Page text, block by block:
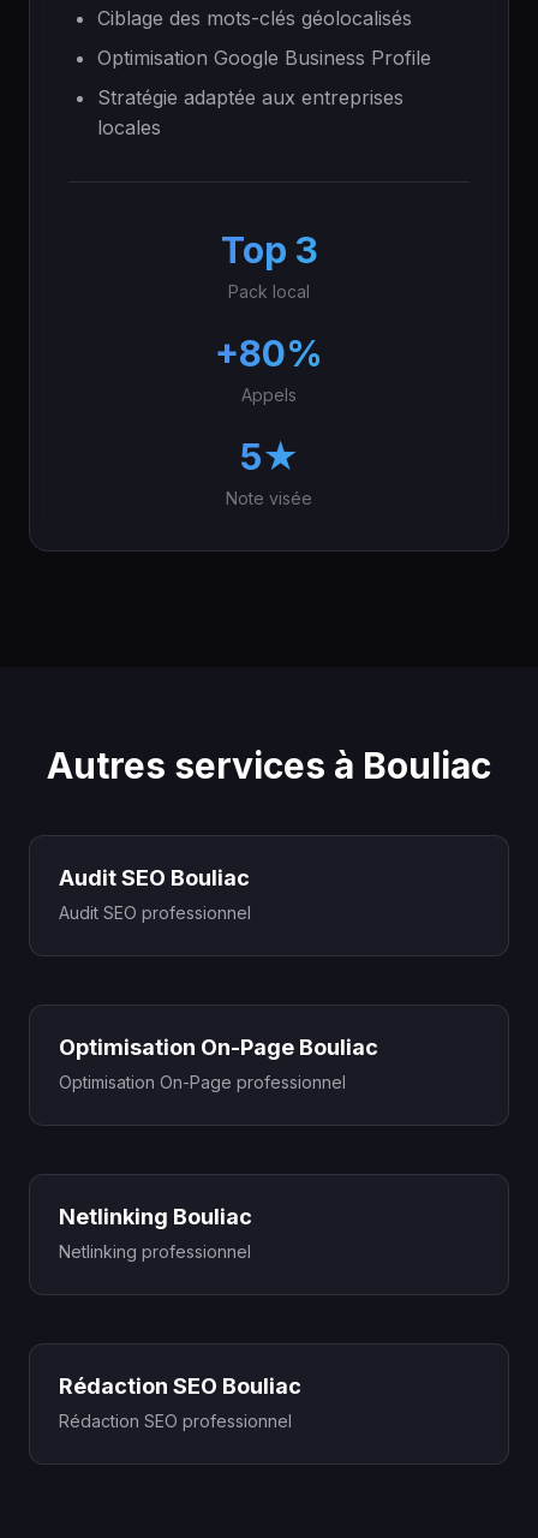
Ciblage des mots-clés géolocalisés
Optimisation Google Business Profile
Stratégie adaptée aux entreprises
locales
Top 3
Pack local
+80%
Appels
5★
Note visée
Autres services à Bouliac
Audit SEO Bouliac
Audit SEO professionnel
Optimisation On-Page Bouliac
Optimisation On-Page professionnel
Netlinking Bouliac
Netlinking professionnel
Rédaction SEO Bouliac
Rédaction SEO professionnel